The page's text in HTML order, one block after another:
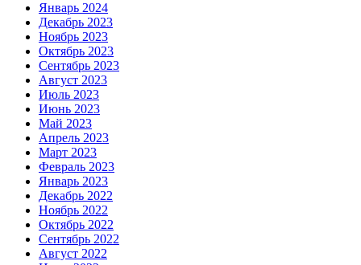
Январь 2024
Декабрь 2023
Ноябрь 2023
Октябрь 2023
Сентябрь 2023
Август 2023
Июль 2023
Июнь 2023
Май 2023
Апрель 2023
Март 2023
Февраль 2023
Январь 2023
Декабрь 2022
Ноябрь 2022
Октябрь 2022
Сентябрь 2022
Август 2022